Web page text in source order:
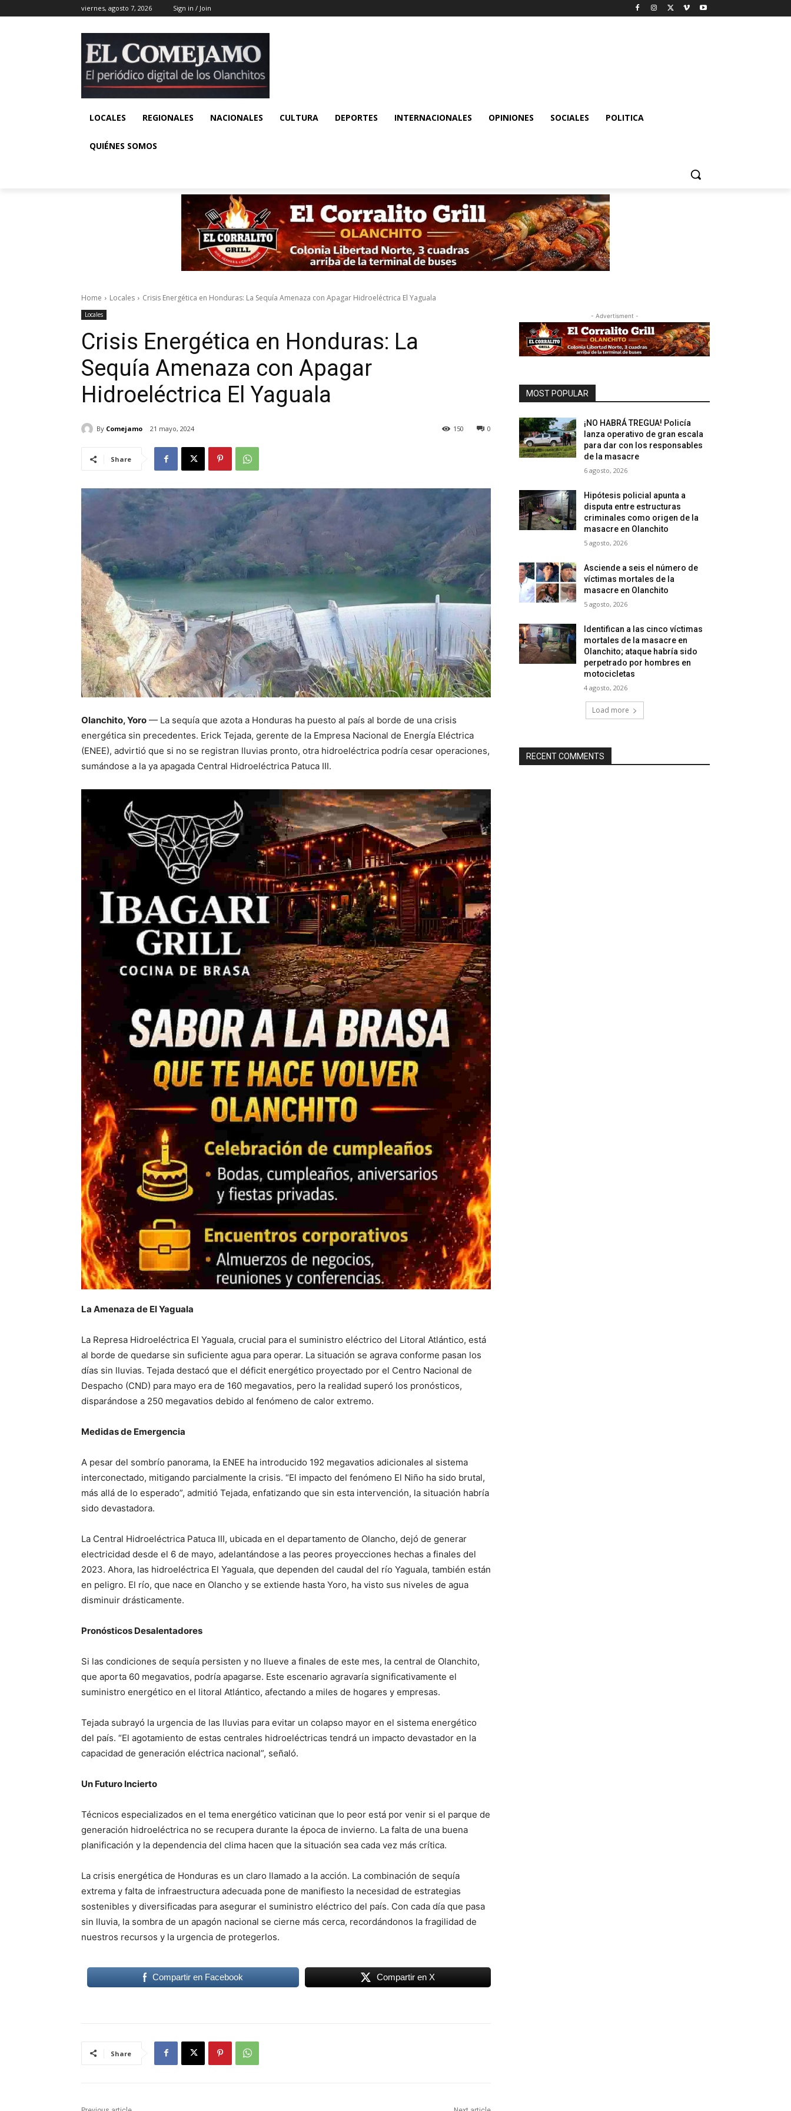
viernes, agosto 7, 2026 Sign in / Join
LOCALES REGIONALES NACIONALES CULTURA DEPORTES INTERNACIONALES OPINIONES SOCIALES POLITICA
QUIÉNES SOMOS
Home Locales Crisis Energética en Honduras: La Sequía Amenaza con Apagar Hidroeléctrica El Yaguala
Locales
Crisis Energética en Honduras: La
Sequía Amenaza con Apagar
Hidroeléctrica El Yaguala
By Comejamo 21 mayo, 2024 0
150
Share
Olanchito, Yoro — La sequía que azota a Honduras ha puesto al país al borde de una crisis
energética sin precedentes. Erick Tejada, gerente de la Empresa Nacional de Energía Eléctrica
(ENEE), advirtió que si no se registran lluvias pronto, otra hidroeléctrica podría cesar operaciones,
sumándose a la ya apagada Central Hidroeléctrica Patuca III.
La Amenaza de El Yaguala
La Represa Hidroeléctrica El Yaguala, crucial para el suministro eléctrico del Litoral Atlántico, está
al borde de quedarse sin suficiente agua para operar. La situación se agrava conforme pasan los
días sin lluvias. Tejada destacó que el déficit energético proyectado por el Centro Nacional de
Despacho (CND) para mayo era de 160 megavatios, pero la realidad superó los pronósticos,
disparándose a 250 megavatios debido al fenómeno de calor extremo.
Medidas de Emergencia
A pesar del sombrío panorama, la ENEE ha introducido 192 megavatios adicionales al sistema
interconectado, mitigando parcialmente la crisis. “El impacto del fenómeno El Niño ha sido brutal,
más allá de lo esperado”, admitió Tejada, enfatizando que sin esta intervención, la situación habría
sido devastadora.
La Central Hidroeléctrica Patuca III, ubicada en el departamento de Olancho, dejó de generar
electricidad desde el 6 de mayo, adelantándose a las peores proyecciones hechas a finales del
2023. Ahora, las hidroeléctrica El Yaguala, que dependen del caudal del río Yaguala, también están
en peligro. El río, que nace en Olancho y se extiende hasta Yoro, ha visto sus niveles de agua
disminuir drásticamente.
Pronósticos Desalentadores
Si las condiciones de sequía persisten y no llueve a finales de este mes, la central de Olanchito,
que aporta 60 megavatios, podría apagarse. Este escenario agravaría significativamente el
suministro energético en el litoral Atlántico, afectando a miles de hogares y empresas.
Tejada subrayó la urgencia de las lluvias para evitar un colapso mayor en el sistema energético
del país. “El agotamiento de estas centrales hidroeléctricas tendrá un impacto devastador en la
capacidad de generación eléctrica nacional”, señaló.
Un Futuro Incierto
Técnicos especializados en el tema energético vaticinan que lo peor está por venir si el parque de
generación hidroeléctrica no se recupera durante la época de invierno. La falta de una buena
planificación y la dependencia del clima hacen que la situación sea cada vez más crítica.
La crisis energética de Honduras es un claro llamado a la acción. La combinación de sequía
extrema y falta de infraestructura adecuada pone de manifiesto la necesidad de estrategias
sostenibles y diversificadas para asegurar el suministro eléctrico del país. Con cada día que pasa
sin lluvia, la sombra de un apagón nacional se cierne más cerca, recordándonos la fragilidad de
nuestros recursos y la urgencia de protegerlos.
Compartir en Facebook Compartir en X
Share
- Advertisment -
MOST POPULAR
¡NO HABRÁ TREGUA! Policía
lanza operativo de gran escala
para dar con los responsables
de la masacre
6 agosto, 2026
Hipótesis policial apunta a
disputa entre estructuras
criminales como origen de la
masacre en Olanchito
5 agosto, 2026
Asciende a seis el número de
víctimas mortales de la
masacre en Olanchito
5 agosto, 2026
Identifican a las cinco víctimas
mortales de la masacre en
Olanchito; ataque habría sido
perpetrado por hombres en
motocicletas
4 agosto, 2026
Load more
RECENT COMMENTS